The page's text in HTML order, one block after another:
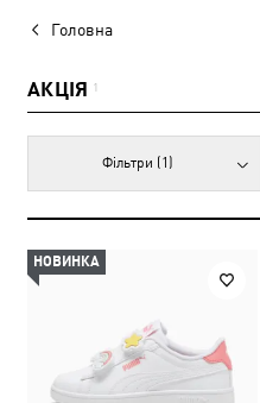
Головна
АКЦІЯ 1
Фільтри (1)
НОВИНКА